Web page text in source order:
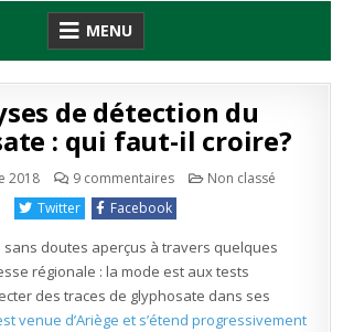
MENU
de détection du
: qui faut-il croire?
2018 9 commentairessur
de
détection
glyphosate
:
qui
faut-
il
Publié
Non classé
Twitter
Facebook
sans doutes aperçus à travers quelques
régionale : la mode est aux tests
des traces de glyphosate dans ses
venue d’Ariège et s’étend progressivement